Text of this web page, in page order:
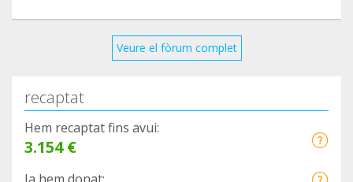
Veure el fòrum complet
recaptat
Hem recaptat fins avui:
3.154 €